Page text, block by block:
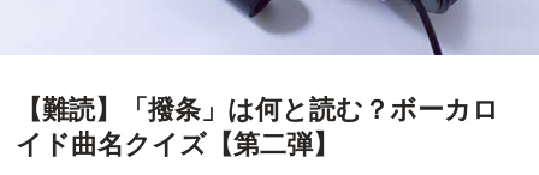
【難読】「撥条」は何と読む？ボーカロ
イド曲名クイズ【第二弾】